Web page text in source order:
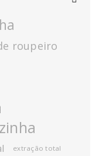
roupeiro
extração total